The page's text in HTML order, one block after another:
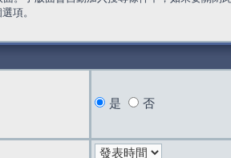
項。
是 否